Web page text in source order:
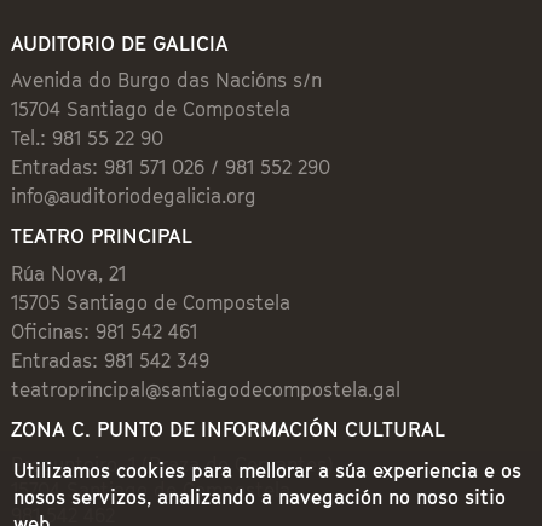
AUDITORIO DE GALICIA
Avenida do Burgo das Nacións s/n
15704 Santiago de Compostela
Tel.: 981 55 22 90
Entradas: 981 571 026 / 981 552 290
info@auditoriodegalicia.org
TEATRO PRINCIPAL
Rúa Nova, 21
15705 Santiago de Compostela
Oficinas: 981 542 461
Entradas: 981 542 349
teatroprincipal@santiagodecompostela.gal
ZONA C. PUNTO DE INFORMACIÓN CULTURAL
Preguntoiro, 1 (Praza de Cervantes)
15704 Santiago de Compostela
981 542 462
Utilizamos cookies para mellorar a súa experiencia e os
nosos servizos, analizando a navegación no noso sitio